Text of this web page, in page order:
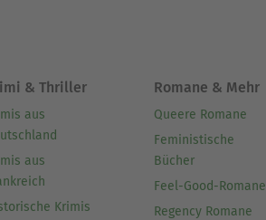
& Thriller
aus
aus
Krimis
Romane & Mehr
Queere Romane
Feministische
Bücher
Feel-Good-Romane
Regency Romane